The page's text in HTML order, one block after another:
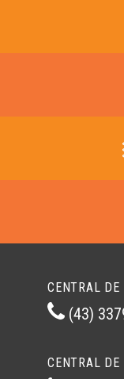
CENTRAL DE
(43)
CENTRAL DE